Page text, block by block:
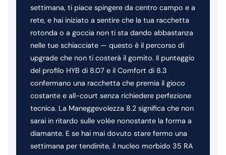
settimana, ti piace spingere da centro campo e a
rete, e hai iniziato a sentire che la tua racchetta
rotonda o a goccia non ti sta dando abbastanza
nelle tue schiacciate — questo è il percorso di
upgrade che non ti costerà il gomito. Il punteggio
del profilo HYB di 8.07 e il Comfort di 8.3
confermano una racchetta che premia il gioco
costante e all-court senza richiedere perfezione
tecnica. La Maneggevolezza 8.2 significa che non
sarai in ritardo sulle volée nonostante la forma a
diamante. E se hai mai dovuto stare fermo una
settimana per tendinite, il nucleo morbido 35 RA